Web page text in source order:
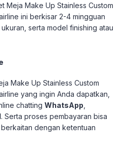
Meja Make Up Stainless Custom
ini berkisar 2-4 mingguan
serta model finishing atau
Make Up Stainless Custom
yang ingin Anda dapatkan,
chatting WhatsApp
. Serta proses pembayaran bisa
dengan ketentuan